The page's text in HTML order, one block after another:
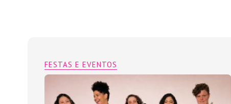
FESTAS E EVENTOS